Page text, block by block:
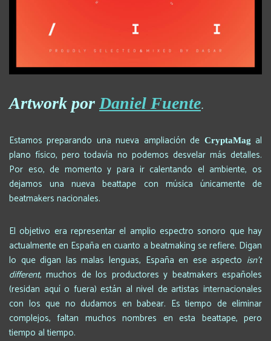
Artwork por Daniel Fuente.
Estamos preparando una nueva ampliación de CryptaMagal
plano físico, pero todavía no podemos desvelar más detalles.
Por eso, de momento y para ir calentando el ambiente, os
dejamos una nueva beattape con música únicamente de
beatmakers nacionales.
El objetivo era representar el amplio espectro sonoro que hay
actualmente en España en cuanto a beatmaking se refiere. Digan
lo que digan las malas lenguas, España en ese aspecto isn’t
different, muchos de los productores y beatmakers españoles
(residan aquí o fuera) están al nivel de artistas internacionales
con los que no dudamos en babear. Es tiempo de eliminar
complejos, faltan muchos nombres en esta beattape, pero
tiempo al tiempo.